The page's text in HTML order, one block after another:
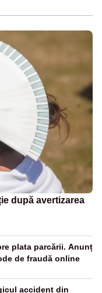
după avertizarea
plata parcării. Anunț
de fraudă online
accident din